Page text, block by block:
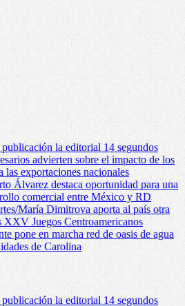
la editorial 14 segundos
advierten sobre el impacto de los
las exportaciones nacionales
Álvarez destaca oportunidad para una
comercial entre México y RD
María Dimitrova aporta al país otra
XXV Juegos Centroamericanos
pone en marcha red de oasis de agua
de Carolina
la editorial 14 segundos